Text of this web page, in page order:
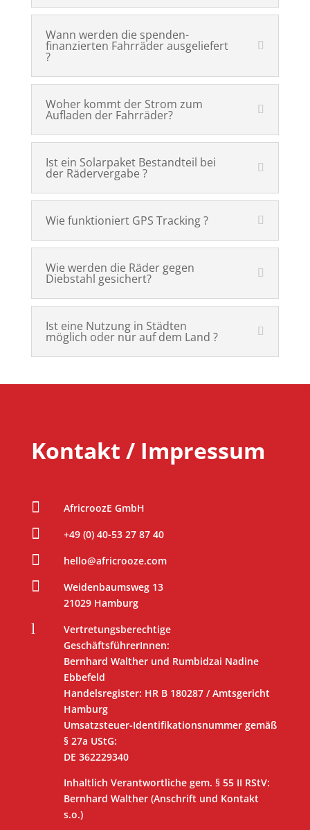
Wann werden die spenden-
finanzierten Fahrräder ausgeliefert
?
Woher kommt der Strom zum
Aufladen der Fahrräder?
Ist ein Solarpaket Bestandteil bei
der Rädervergabe ?
Wie funktioniert GPS Tracking ?
Wie werden die Räder gegen
Diebstahl gesichert?
Ist eine Nutzung in Städten
möglich oder nur auf dem Land ?
Kontakt / Impressum
 AfricroozE GmbH
 +49 (0) 40-53 27 87 40
 hello@africrooze.com

Weidenbaumsweg 13
21029 Hamburg
l
Vertretungsberechtige
GeschäftsführerInnen:
Bernhard Walther und Rumbidzai Nadine
Ebbefeld
Handelsregister: HR B 180287 / Amtsgericht
Hamburg
Umsatzsteuer-Identifikationsnummer gemäß
§ 27a UStG:
DE 362229340
Inhaltlich Verantwortliche gem. § 55 II RStV:
Bernhard Walther (Anschrift und Kontakt
s.o.)